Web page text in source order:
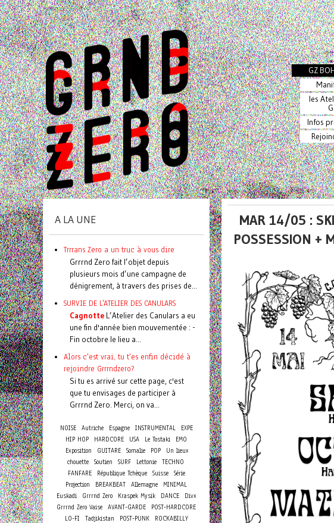
GZ
les
Infos
MAR 14/05 :
POSSESSION +
A LA UNE
Trrrans Zero a un truc à vous dire
Grrrnd Zero fait l’objet depuis
plusieurs mois d’une campagne de
dénigrement, à travers des prises de...
SURVIE DE L'ATELIER DES CANULARS
Cagnotte L’Atelier des Canulars a eu
une fin d'année bien mouvementée : -
Fin octobre le lieu a...
Alors c'est vrai, tu t'es enfin décidé à
rejoindre Grrrndzero?
Si tu es arrivé sur cette page, c'est
que tu envisages de participer à
Grrrnd Zero. Merci, on va...
NOISE Autriche Espagne INSTRUMENTAL
EXPE
HIP HOP
HARDCORE USA Le Tostaki
EMO
Exposition
GUITARE Somalie POP
Un lieux
chouette Soutien SURF Lettonie TECHNO
FANFARE
République Tchèque Suisse
Série
Projection
BREAKBEAT Allemagne MINIMAL
Euskadi
Grrrnd Zero Kraspek Mysik DANCE
Divx
Grrrnd Zero Vaise AVANT-GARDE
POST-HARDCORE
LO-FI
Tadjikistan POST-PUNK
ROCKABILLY